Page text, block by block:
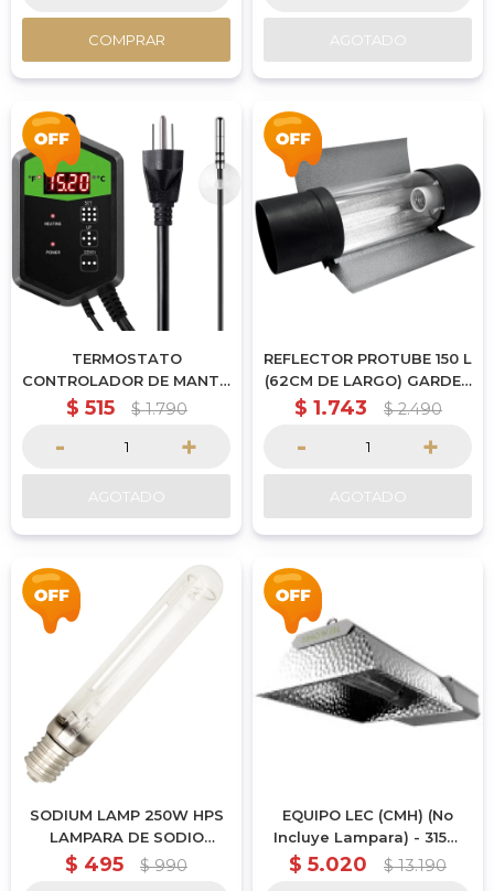
COMPRAR AGOTADO
TERMOSTATO
CONTROLADOR DE MANTA
TERMICA
$ 515 $ 1.790
- +
AGOTADO
REFLECTOR PROTUBE 150 L
(62CM DE LARGO) GARDEN
HIGHPRO
$ 1.743 $ 2.490
- +
AGOTADO
SODIUM LAMP 250W HPS
LAMPARA DE SODIO
BOMBILLA
$ 495 $ 990
EQUIPO LEC (CMH) (No
Incluye Lampara) - 315W
FIXTURE
$ 5.020 $ 13.190